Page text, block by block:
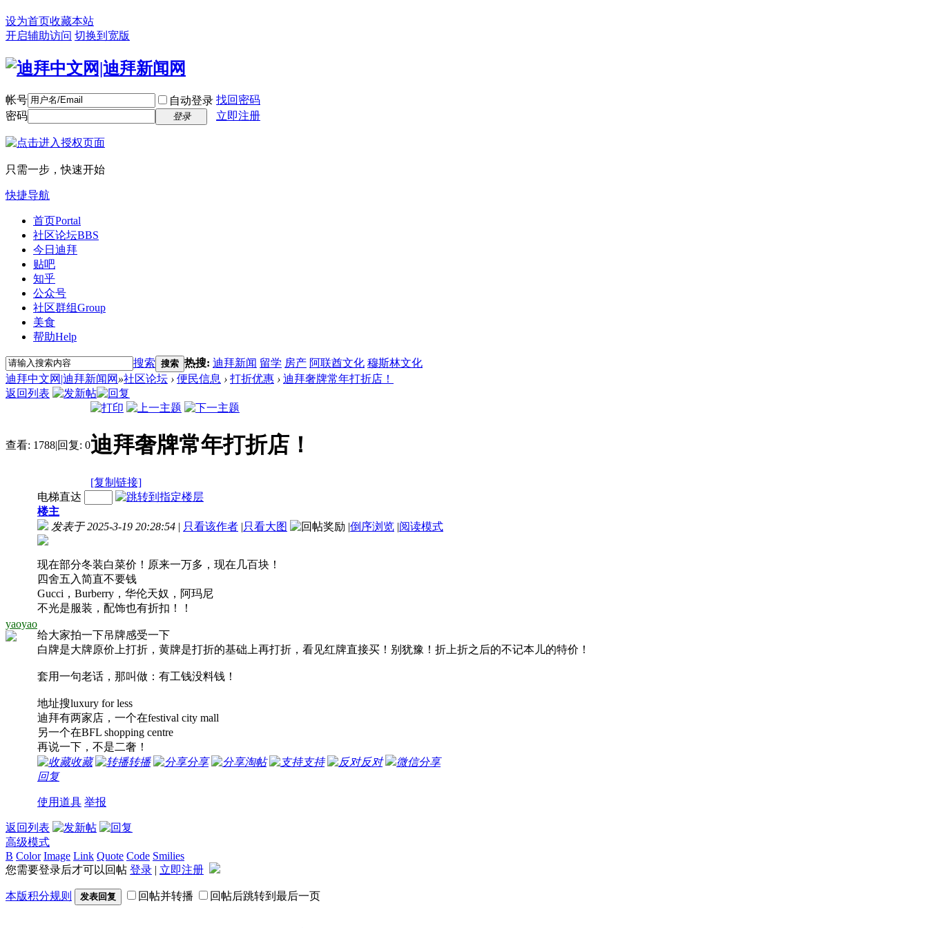
设为首页收藏本站
开启辅助访问 切换到宽版
帐号 自动登录 找回密码
密码
登录 立即注册
只需一步，快速开始
快捷导航
首页Portal
社区论坛BBS
今日迪拜
贴吧
知乎
公众号
社区群组Group
美食
帮助Help
搜索 搜索 热搜: 迪拜新闻 留学 房产 阿联酋文化 穆斯林文化
迪拜中文网|迪拜新闻网 »社区论坛 › 便民信息 › 打折优惠 › 迪拜奢牌常年打折店！
返回列表
查看: 1788|回复: 0迪拜奢牌常年打折店！
[复制链接]
yaoyao
电梯直达
楼主
发表于 2025-3-19 20:28:54 | 只看该作者 |只看大图 |倒序浏览 |阅读模式
现在部分冬装白菜价！原来一万多，现在几百块！
四舍五入简直不要钱
Gucci，Burberry，华伦天奴，阿玛尼
不光是服装，配饰也有折扣！！
给大家拍一下吊牌感受一下
白牌是大牌原价上打折，黄牌是打折的基础上再打折，看见红牌直接买！别犹豫！折上折之后的不记本儿的特价！
套用一句老话，那叫做：有工钱没料钱！
地址搜luxury for less
迪拜有两家店，一个在festival city mall
另一个在BFL shopping centre
再说一下，不是二奢！
收藏
转播 分享 淘帖 支持 反对
微信分享
回复
使用道具 举报
返回列表
高级模式
B Color Image Link Quote Code Smilies
您需要登录后才可以回帖 登录 | 立即注册
本版积分规则 发表回复 回帖并转播 回帖后跳转到最后一页